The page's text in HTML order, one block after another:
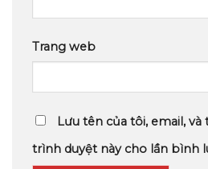
Trang web
Lưu tên của tôi, email,
trình duyệt này cho lần bình